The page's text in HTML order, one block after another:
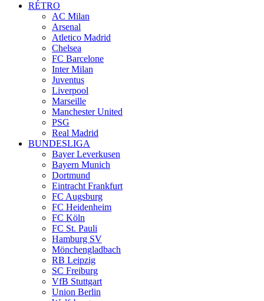
RÉTRO
AC Milan
Arsenal
Atletico Madrid
Chelsea
FC Barcelone
Inter Milan
Juventus
Liverpool
Marseille
Manchester United
PSG
Real Madrid
BUNDESLIGA
Bayer Leverkusen
Bayern Munich
Dortmund
Eintracht Frankfurt
FC Augsburg
FC Heidenheim
FC Köln
FC St. Pauli
Hamburg SV
Mönchengladbach
RB Leipzig
SC Freiburg
VfB Stuttgart
Union Berlin